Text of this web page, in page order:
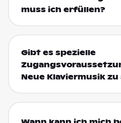
muss ich erfüllen?
Gibt es spezielle
Neue Klaviermusik